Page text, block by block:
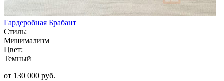
Гардеробная Брабант
Стиль:
Минимализм
Цвет:
Темный
от 130 000 руб.